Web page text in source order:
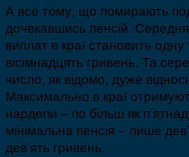
А все тому, що помирають
дочекавшись пенсій.
виплат в краї становить одну
вісімнадцять гривень. Та
число, як відомо, дуже
Максимально в краї
нардепи – по більш як
мінімальна пенсія – лише
дев’ять гривень.